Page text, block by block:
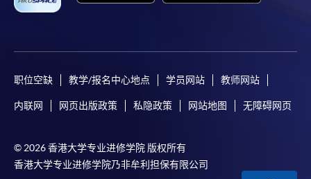
职位空缺 教学/报名中心地点 学员网站 教师网站
内联网 网页出版政策 私隐政策 网站地图 无障碍网页
© 2026 香港大学专业进修学院 版权所有
香港大学专业进修学院乃非牟利担保有限公司